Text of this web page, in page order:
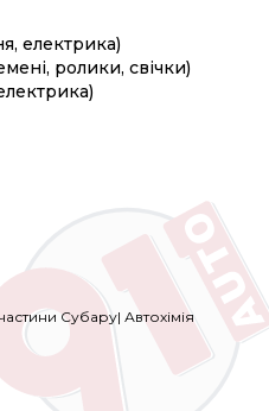
електрика)
ролики, свічки)
Субару| Автохімія